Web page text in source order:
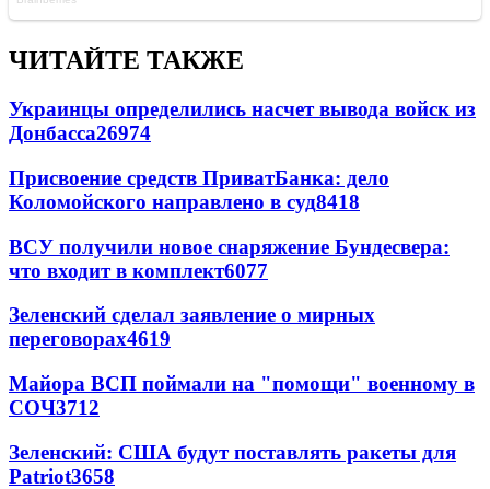
ЧИТАЙТЕ ТАКЖЕ
Украинцы определились насчет вывода войск из
Донбасса26974
Присвоение средств ПриватБанка: дело
Коломойского направлено в суд8418
ВСУ получили новое снаряжение Бундесвера:
что входит в комплект6077
Зеленский сделал заявление о мирных
переговорах4619
Майора ВСП поймали на "помощи" военному в
СОЧ3712
Зеленский: США будут поставлять ракеты для
Patriot3658